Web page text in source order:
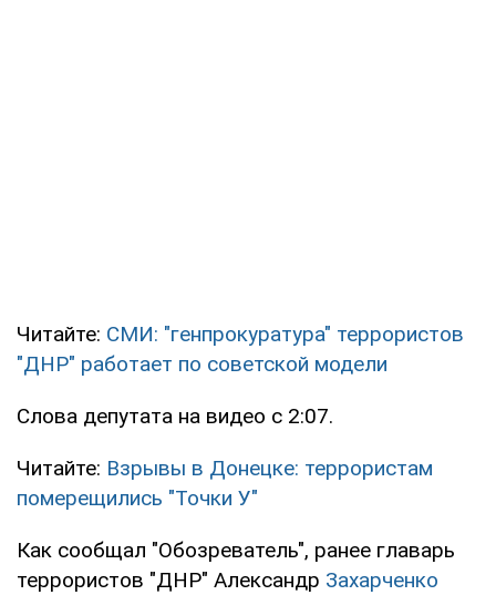
Читайте: СМИ: "генпрокуратура" террористов
"ДНР" работает по советской модели
Слова депутата на видео с 2:07.
Читайте: Взрывы в Донецке: террористам
померещились "Точки У"
Как сообщал "Обозреватель", ранее главарь
террористов "ДНР" Александр Захарченко